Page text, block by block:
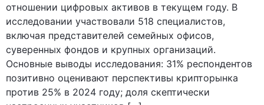
отношении цифровых активов в текущем году. В
исследовании участвовали 518 специалистов,
включая представителей семейных офисов,
суверенных фондов и крупных организаций.
Основные выводы исследования: 31% респондентов
позитивно оценивают перспективы крипторынка
против 25% в 2024 году; доля скептически